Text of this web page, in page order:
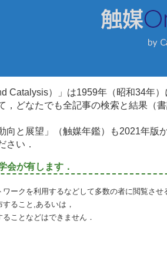
Catalysis）」は1959年（昭和34年
，どなたでも全記事の検索と結果（
向と展望」（触媒年鑑）も2021年
さい．
会が有します．
ワークを利用するなどして多数の者に閲覧させ
ること,あるいは，
ことなどはできません．